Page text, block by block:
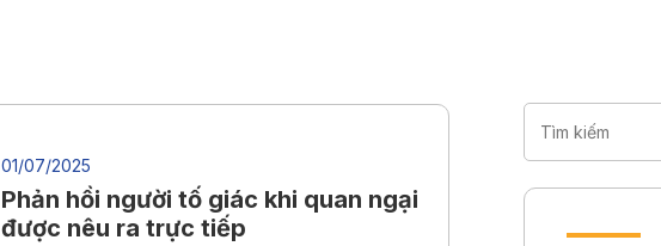
01/07/2025
Phản hồi người tố giác khi quan ngại
được nêu ra trực tiếp